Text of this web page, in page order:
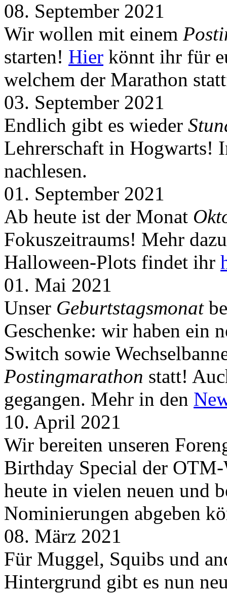
08. September 2021
Wir wollen mit einem
starten! Hier könnt ihr für
welchem der Marathon
03. September 2021
Endlich gibt es wieder
Lehrerschaft in Hogwarts!
nachlesen.
01. September 2021
Ab heute ist der Monat
Fokuszeitraums! Mehr
Halloween-Plots findet ihr
01. Mai 2021
Unser Geburtstagsmonat
Geschenke: wir haben ein
Switch sowie
Postingmarathon statt!
gegangen. Mehr in den
10. April 2021
Wir bereiten unseren
Birthday Special der
heute in vielen neuen und
Nominierungen abgeben
08. März 2021
Für Muggel, Squibs und
Hintergrund gibt es nun